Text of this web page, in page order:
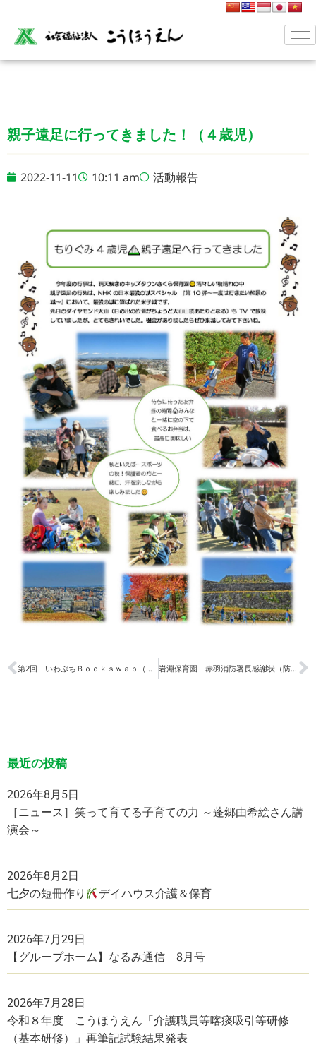
親子遠足に行ってきました！（４歳児）
2022-11-11 10:11 am 活動報告
第2回 いわぶちＢｏｏｋｓｗａｐ（えほんこうかんかい） 岩淵保育園 赤羽消防署長感謝状（防火管理業協力功労）
最近の投稿
2026年8月5日
［ニュース］笑って育てる子育ての力 ～蓬郷由希絵さん講
演会～
2026年8月2日
七夕の短冊作り デイハウス介護＆保育
2026年7月29日
【グループホーム】なるみ通信 8月号
2026年7月28日
令和８年度 こうほうえん「介護職員等喀痰吸引等研修
（基本研修）」再筆記試験結果発表